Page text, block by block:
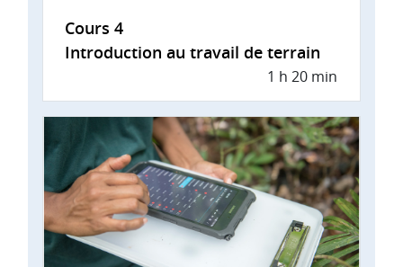
Cours 4
Introduction au travail de terrain
1 h 20 min